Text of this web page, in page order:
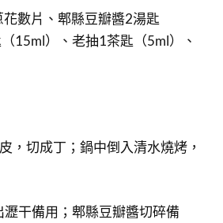
數片、郫縣豆瓣醬2湯匙
（15ml）、老抽1茶匙（5ml）、
，切成丁；鍋中倒入清水燒烤，
干備用；郫縣豆瓣醬切碎備